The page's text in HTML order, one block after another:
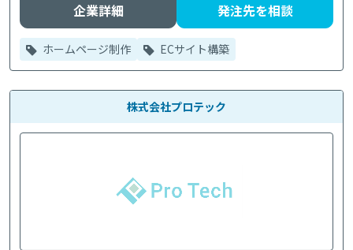
企業詳細 発注先を相談
ホームページ制作 ECサイト構築
株式会社プロテック